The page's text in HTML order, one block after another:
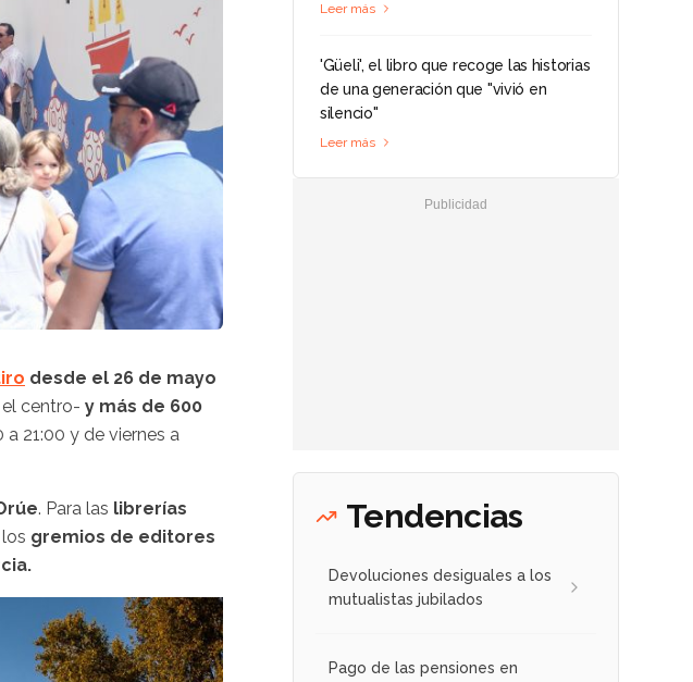
desde el 26 de mayo
el centro- y más de 600
a 21:00 y de viernes a
. Para las librerías
gremios de editores
Leer más
'Güeli', el libro que recoge las historias
de una generación que "vivió en
silencio"
Leer más
Tendencias
Devoluciones desiguales a los
mutualistas jubilados
Pago de las pensiones en